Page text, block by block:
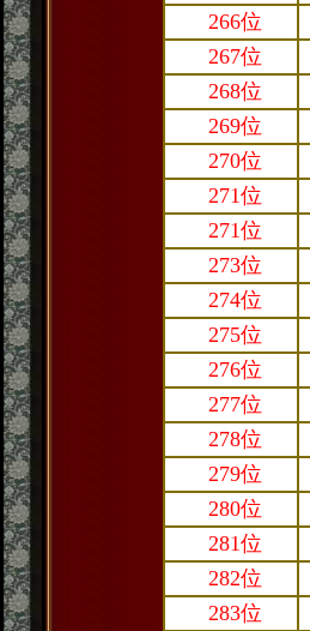
266位
267位
268位
269位
270位
271位
271位
273位
274位
275位
276位
277位
278位
279位
280位
281位
282位
283位